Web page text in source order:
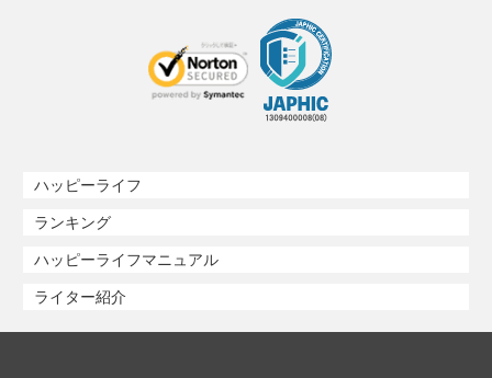
ハッピーライフ
ランキング
ハッピーライフマニュアル
ライター紹介